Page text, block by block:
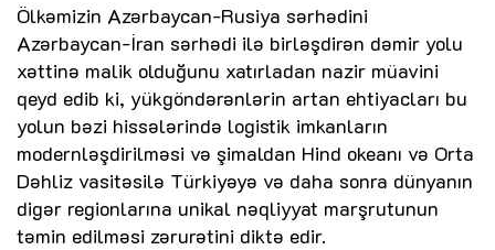
Ölkəmizin Azərbaycan-Rusiya sərhədini
Azərbaycan-İran sərhədi ilə birləşdirən dəmir yolu
xəttinə malik olduğunu xatırladan nazir müavini
qeyd edib ki, yükgöndərənlərin artan ehtiyacları bu
yolun bəzi hissələrində logistik imkanların
modernləşdirilməsi və şimaldan Hind okeanı və Orta
Dəhliz vasitəsilə Türkiyəyə və daha sonra dünyanın
digər regionlarına unikal nəqliyyat marşrutunun
təmin edilməsi zərurətini diktə edir.